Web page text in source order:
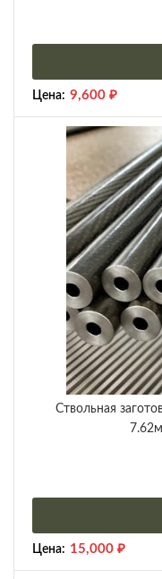
Цена: 9,600 ₽
Ствольная
Цена: 15,000 ₽